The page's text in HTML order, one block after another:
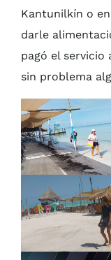
Kantunilkín o
darle
pagó el servicio
sin problema